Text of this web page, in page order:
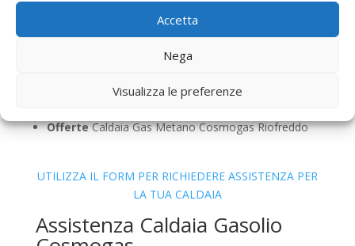
Accetta
Nega
Visualizza le preferenze
PuliziaCaldaia Gas Metano Cosmogas Riofreddo
Caldaia Gas Metano Cosmogas
Caldaia Gas Metano Cosmogas
OfferteCaldaia Gas Metano Cosmogas Riofreddo
UTILIZZA IL FORM PER RICHIEDERE ASSISTENZA PER
LA TUA CALDAIA
Assistenza Caldaia Gasolio